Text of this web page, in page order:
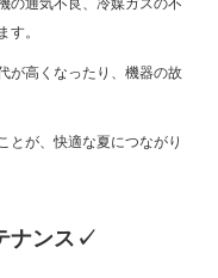
の通気不良、冷媒ガスの不
す。
が高くなったり、機器の故
とが、快適な夏につながり
ナンス✓